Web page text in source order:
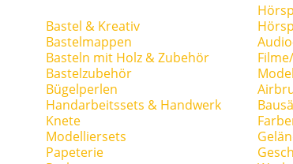
Bastel & Kreativ
Bastelmappen
Basteln mit Holz & Zubehör
Bastelzubehör
Bügelperlen
Handarbeitssets & Handwerk
Knete
Modelliersets
Papeterie